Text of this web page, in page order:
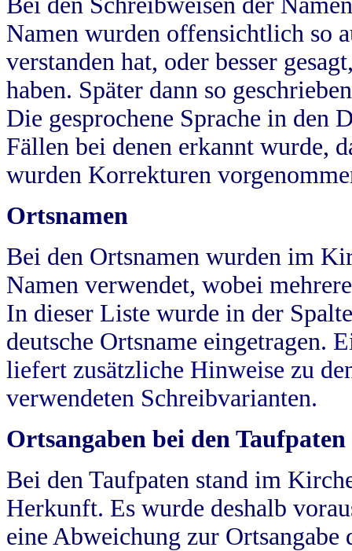
Namen wurden offensichtlich so
verstanden hat, oder besser
haben. Später dann so
Die gesprochene Sprache in
Fällen bei denen erkannt wurde,
wurden Korrekturen
Ortsnamen
Bei den Ortsnamen wurden im
Namen verwendet, wobei
In dieser Liste wurde in der
deutsche Ortsname eingetragen.
liefert zusätzliche Hinweise zu
verwendeten Schreibvarianten.
Ortsangaben bei den Taufpaten
Bei den Taufpaten stand im
Herkunft. Es wurde deshalb
eine Abweichung zur